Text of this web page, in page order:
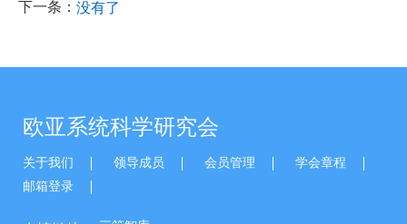
下一条： 没有了
欧亚系统科学研究会
关于我们 领导成员 会员管理
学会章程
邮箱登录